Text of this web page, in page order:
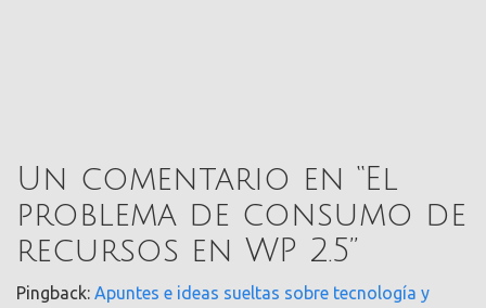
Un comentario en “El
problema de consumo de
recursos en WP 2.5”
Pingback: Apuntes e ideas sueltas sobre tecnología y